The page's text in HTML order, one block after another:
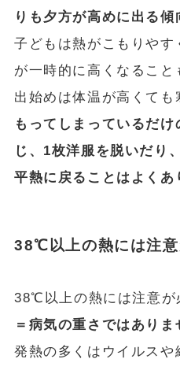
りも夕方が高めに出る傾
子どもは熱がこもりや
が一時的に高くなるこ
出始めは体温が高くても
もってしまっているだ
じ、1枚洋服を脱いだり
平熱に戻ることはよくあ
38℃以上の熱には注意
38℃以上の熱には注意が
＝病気の重さではありま
発熱の多くはウイルスや